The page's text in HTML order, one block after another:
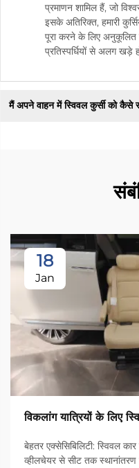
प्रमाणन शामिल हैं, जो
इसके अतिरिक्त, हमारी
पूरा करने के लिए
प्रतिस्पर्धियों से अलग खड़े
मैं अपने वाहन में स्विवल कुर्सी को कैसे
18
Jan
विकलांग यात्रियों के लिए
बेहतर एक्सेसिबिलिटी: स्विवल
व्हीलचेयर से सीट तक स्थानांतरण